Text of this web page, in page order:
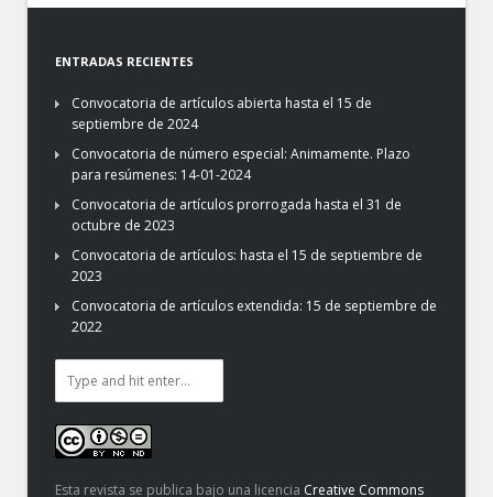
ENTRADAS RECIENTES
Convocatoria de artículos abierta hasta el 15 de
septiembre de 2024
Convocatoria de número especial: Animamente. Plazo
para resúmenes: 14-01-2024
Convocatoria de artículos prorrogada hasta el 31 de
octubre de 2023
Convocatoria de artículos: hasta el 15 de septiembre de
2023
Convocatoria de artículos extendida: 15 de septiembre de
2022
Esta revista se publica bajo una licencia Creative Commons